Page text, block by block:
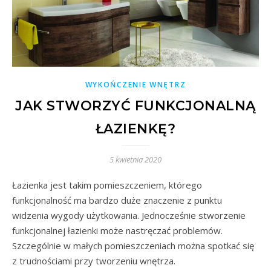
WYKOŃCZENIE WNĘTRZ
JAK STWORZYĆ FUNKCJONALNĄ
ŁAZIENKĘ?
5 kwietnia 2020
Łazienka jest takim pomieszczeniem, którego
funkcjonalność ma bardzo duże znaczenie z punktu
widzenia wygody użytkowania. Jednocześnie stworzenie
funkcjonalnej łazienki może nastręczać problemów.
Szczególnie w małych pomieszczeniach można spotkać się
z trudnościami przy tworzeniu wnętrza.